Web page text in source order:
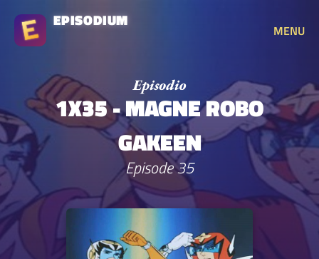
EPISODIUM
MENU
1X35 - MAGNE ROBO
GAKEEN
Episode 35